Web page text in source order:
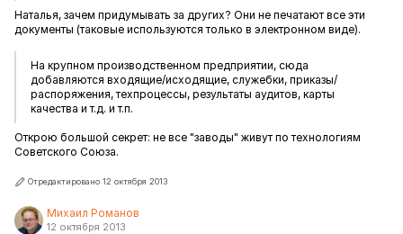
Наталья, зачем придумывать за других? Они не печатают все эти
документы (таковые используются только в электронном виде).
На крупном производственном предприятии, сюда
добавляются входящие/исходящие, служебки, приказы/
распоряжения, техпроцессы, результаты аудитов, карты
качества и т.д. и т.п.
Открою большой секрет: не все "заводы" живут по технологиям
Советского Союза.
Отредактировано 12 октября 2013
Михаил Романов
12 октября 2013